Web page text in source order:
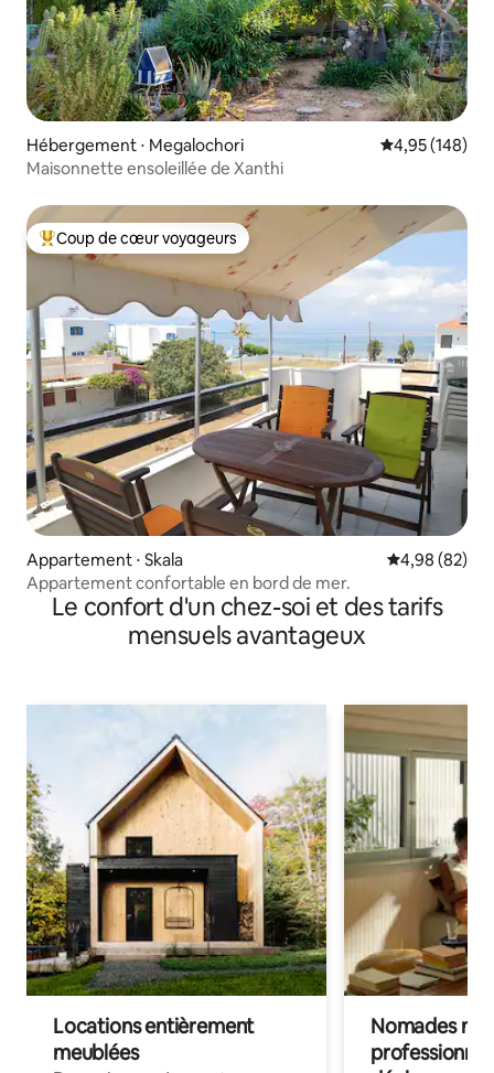
Hébergement ⋅ Megalochori Évaluation
4,95 (148)
Maisonnette ensoleillée de Xanthi
Coups de cœur voyageurs les plus appréciés
Coup de cœur voyageurs
Appartement ⋅ Skala Évaluation
4,98 (82)
Appartement confortable en bord de mer.
Le confort d'un chez-soi et des tarifs
mensuels avantageux
Locations entièrement
meublées
Nomades